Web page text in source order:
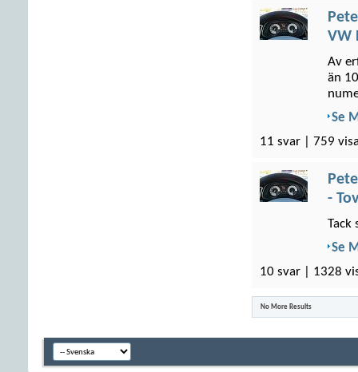
VW
Av
än
Se
11 svar | 759
-
Tack
Se
10 svar | 1328
No More Results